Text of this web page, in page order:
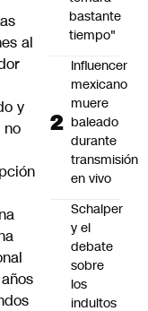
al
y
no
bastante
tiempo"
Influencer
mexicano
muere
baleado
durante
transmisión
en vivo
Schalper
y el
debate
sobre
los
indultos